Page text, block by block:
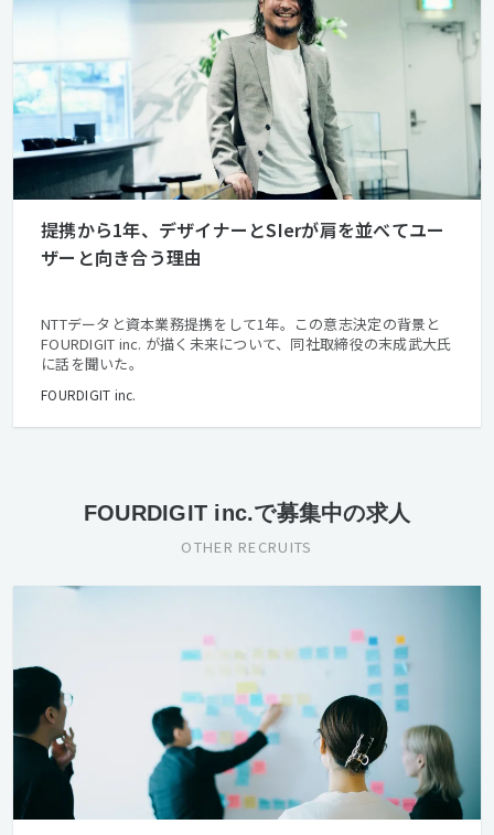
提携から1年、デザイナーとSIerが肩を並べてユー
ザーと向き合う理由
NTTデータと資本業務提携をして1年。この意志決定の背景と
FOURDIGIT inc. が描く未来について、同社取締役の末成武大氏
に話を聞いた。
FOURDIGIT inc.
FOURDIGIT inc.で募集中の求人
OTHER RECRUITS